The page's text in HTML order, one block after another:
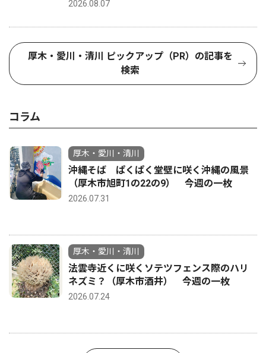
2026.08.07
厚木・愛川・清川 ピックアップ（PR）の記事を
検索
コラム
厚木・愛川・清川
沖縄そば ぱくぱく堂壁に咲く沖縄の風景
（厚木市旭町1の22の9） 今週の一枚
2026.07.31
厚木・愛川・清川
法雲寺近くに咲くソテツフェンス際のハリ
ネズミ？（厚木市酒井） 今週の一枚
2026.07.24